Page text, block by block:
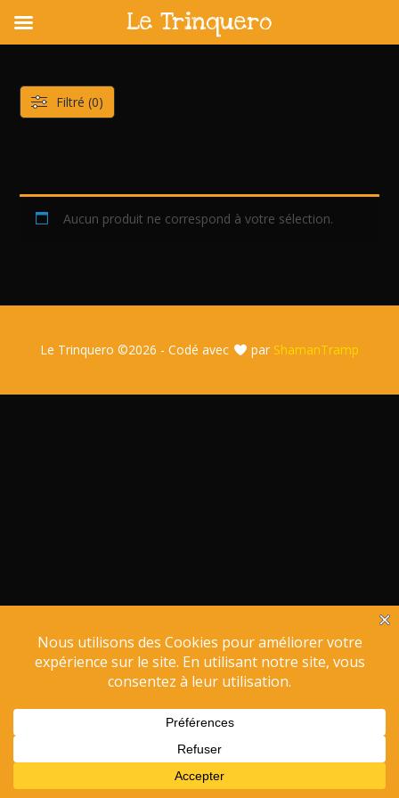
content
Aucun produit ne correspond à votre sélection.
Filtré (0)
Le Trinquero ©2026 - Codé avec par ShamanTramp
Le Trinquero